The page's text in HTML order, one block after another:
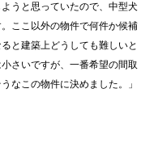
うと思っていたので、中型犬
ここ以外の物件で何件か候補
と建築上どうしても難しいと
さいですが、一番希望の間取
なこの物件に決めました。」